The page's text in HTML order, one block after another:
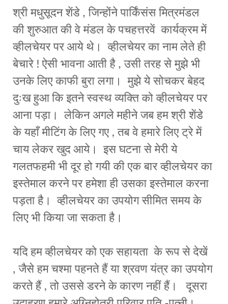
श्री मधुसूदन शेंडे , जिन्होंने पार्किंसंस मित्रमंडल
की शुरुआत की वे मंडल के पचहत्तरवें  कार्यक्रम में
व्हीलचेयर पर आये थे।  व्हीलचेयर का नाम लेते ही
बेचारे ! ऐसी भावना आती है , उसी तरह से मुझे भी
उनके लिए काफी बुरा लगा।  मुझे ये सोचकर बेहद
दुःख हुआ कि इतने स्वस्थ व्यक्ति को व्हीलचेयर पर
आना पड़ा।  लेकिन अगले महीने जब हम श्री शेंडे
के यहाँ मीटिंग के लिए गए , तब वे हमारे लिए ट्रे में
चाय लेकर खुद आये।  इस घटना से मेरी ये
गलतफहमी भी दूर हो गयी की एक बार व्हीलचेयर का
इस्तेमाल करने पर हमेशा ही उसका इस्तेमाल करना
पड़ता है।  व्हीलचेयर का उपयोग सीमित समय के
लिए भी किया जा सकता है।
यदि हम व्हीलचेयर को एक सहायता  के रूप से देखें
, जैसे हम चश्मा पहनते हैं या श्रवण यंत्र का उपयोग
करते हैं , तो उससे डरने के कारण नहीं हैं।   दूसरा